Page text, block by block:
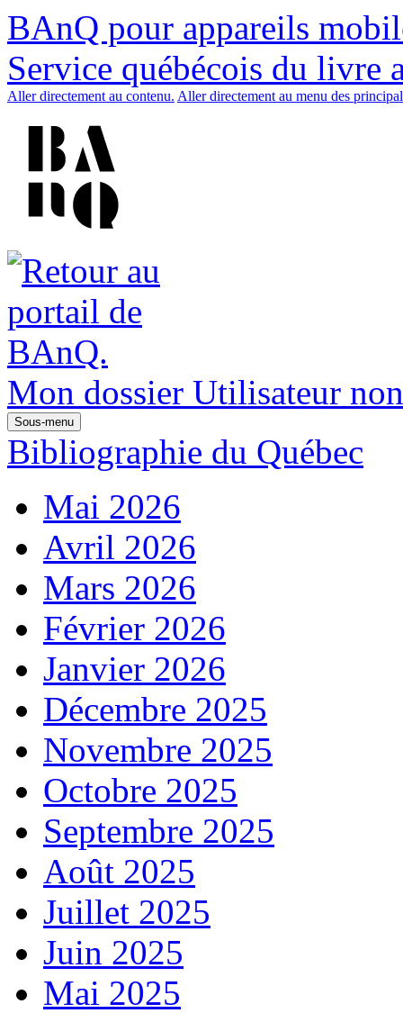
BAnQ pour appareils
Service québécois du livre
Aller directement au contenu. Aller directement au menu des
Mon dossier Utilisateur
Sous-menu
Bibliographie du Québec
Mai 2026
Avril 2026
Mars 2026
Février 2026
Janvier 2026
Décembre 2025
Novembre 2025
Octobre 2025
Septembre 2025
Août 2025
Juillet 2025
Juin 2025
Mai 2025